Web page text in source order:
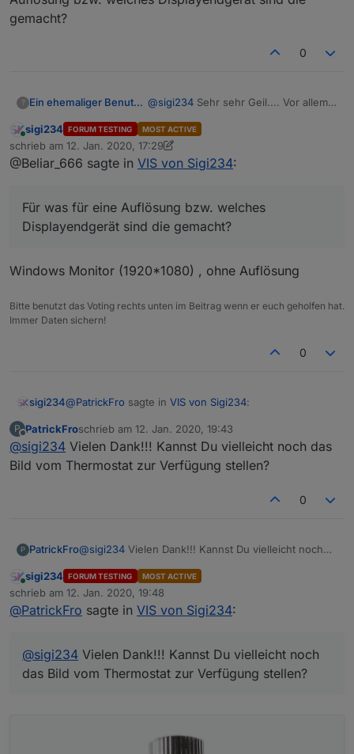
VIEW_Alexa_Multiroom_sigi234.txt
VIEW_LGTV_sigi234.txt
Thermostates angezeigt wird?
Temperatur auf dem Abbild des Thermostates
gemacht?
0
? Ein ehemaliger Benutzer @sigi234 Sehr sehr Geil.... Vor allem
ich inderessant.... Für was für eine
Auflösung bzw. welches
Displayendgerät sind die gemacht?
Online
sigi234 FORUM TESTING MOST ACTIVE
schrieb am 12. Jan. 2020, 17:29
zuletzt editiert von sigi2341. Dez. 2020, 18:31
@Beliar_666 sagte in VIS von Sigi234:
Für was für eine Auflösung bzw. welches
Displayendgerät sind die gemacht?
Windows Monitor (1920*1080) , ohne Auflösung
Bitte benutzt das Voting rechts unten im Beitrag wenn er euch geholfen hat.
Immer Daten sichern!
0
sigi234@PatrickFro sagte in VIS von Sigi234:
@sigi234Würdest Du den Heizungs-View zur
Verfügung stellen? Sehe ich richtig, dass sogar
die korrekte Temperatur auf dem Abbild des
VIEW_Heizung_1.txt
angezeigt wird?
Ja, kannst du einstellen.
P
Offline
PatrickFroschrieb am 12. Jan. 2020, 19:43
zuletzt editiert von
@sigi234 Vielen Dank!!! Kannst Du vielleicht noch das
Bild vom Thermostat zur Verfügung stellen?
0
P PatrickFro@sigi234 Vielen Dank!!! Kannst Du vielleicht noch
Online
sigi234 FORUM TESTING MOST ACTIVE
schrieb am 12. Jan. 2020, 19:48
zuletzt editiert von
@PatrickFro sagte in VIS von Sigi234:
@sigi234 Vielen Dank!!! Kannst Du vielleicht noch
das Bild vom Thermostat zur Verfügung stellen?